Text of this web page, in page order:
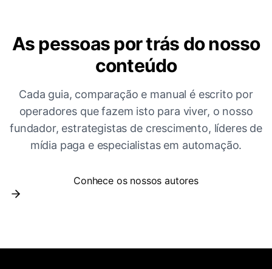
As pessoas por trás do nosso
conteúdo
Cada guia, comparação e manual é escrito por
operadores que fazem isto para viver, o nosso
fundador, estrategistas de crescimento, líderes de
mídia paga e especialistas em automação.
Conhece os nossos autores